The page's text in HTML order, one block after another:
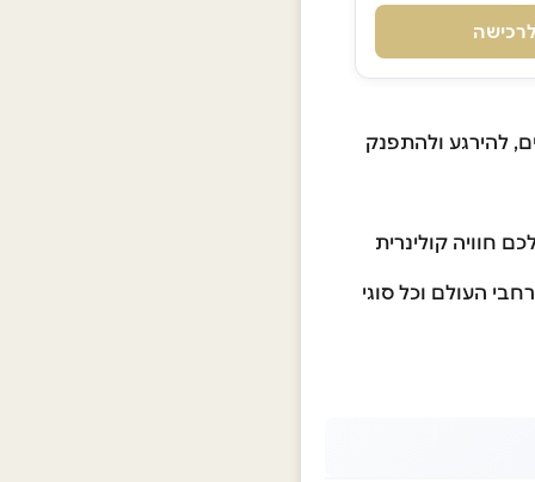
לרכישה
להירגע ולהתפנק
חוויה קולינרית
העולם וכל סוגי